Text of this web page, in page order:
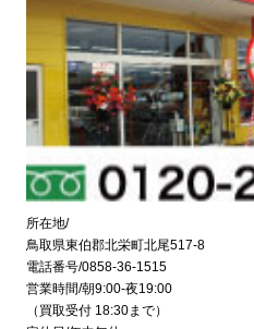
所在地/
鳥取県東伯郡北栄町北尾517-8
電話番号/0858-36-1515
営業時間/朝9:00-夜19:00
（買取受付 18:30まで）